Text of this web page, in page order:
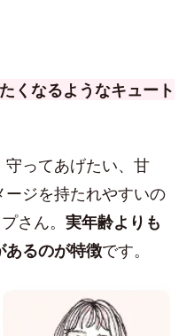
くなるようなキュート
ってあげたい、甘
ジを持たれやすいの
さん。 実年齢よりも
あるのが特徴です。